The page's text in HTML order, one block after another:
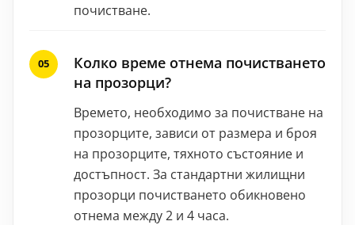
почистване.
Колко време отнема почистването
на прозорци?
Времето, необходимо за почистване на
прозорците, зависи от размера и броя
на прозорците, тяхното състояние и
достъпност. За стандартни жилищни
прозорци почистването обикновено
отнема между 2 и 4 часа.